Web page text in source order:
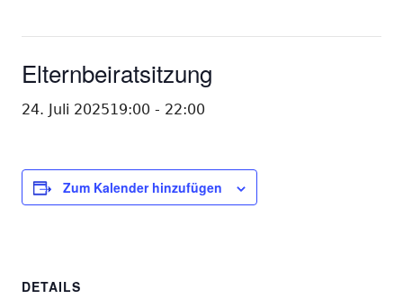
Elternbeiratsitzung
24. Juli 202519:00 - 22:00
Zum Kalender hinzufügen
DETAILS